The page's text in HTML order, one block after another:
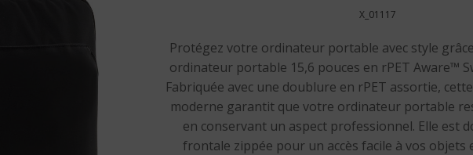
X_01117
Protégez votre ordinateur portable avec style
ordinateur portable 15,6 pouces en rPET Aware™
Fabriquée avec une doublure en rPET assortie,
moderne garantit que votre ordinateur portable
en conservant un aspect professionnel. Elle est
frontale zippée pour un accès facile à vos objets